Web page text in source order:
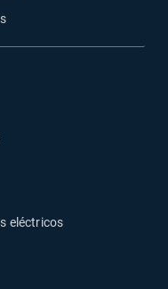
eléctricos